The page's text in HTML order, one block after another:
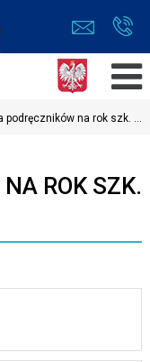
podręczników na rok szk. ...
ROK SZK.